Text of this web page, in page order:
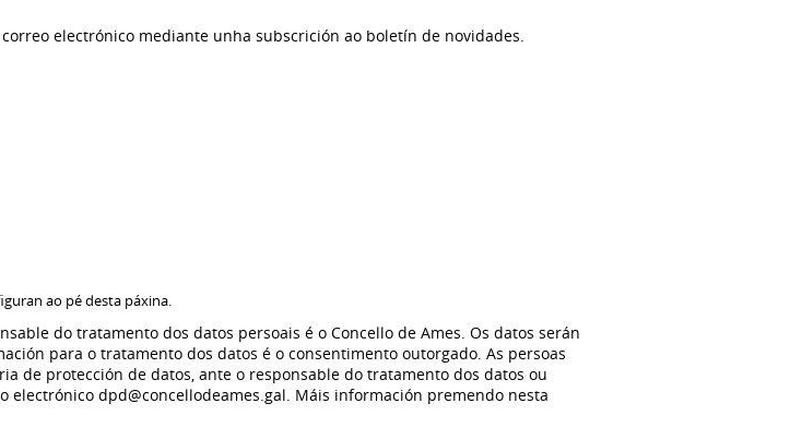
electrónico mediante unha subscrición ao boletín de novidades.
ao pé desta páxina.
do tratamento dos datos persoais é o Concello de Ames. Os datos serán
para o tratamento dos datos é o consentimento outorgado. As persoas
de protección de datos, ante o responsable do tratamento dos datos ou
electrónico dpd@concellodeames.gal. Máis información premendo nesta